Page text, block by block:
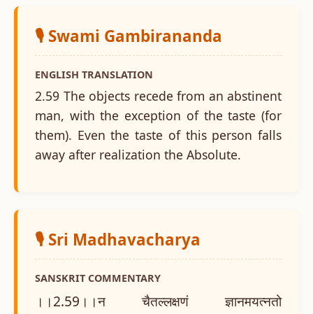
🎙️ Swami Gambirananda
ENGLISH TRANSLATION
2.59 The objects recede from an abstinent
man, with the exception of the taste (for
them). Even the taste of this person falls
away after realization the Absolute.
🎙️ Sri Madhavacharya
SANSKRIT COMMENTARY
।।2.59।।न चैतल्लक्षणं ज्ञानमयत्नतो